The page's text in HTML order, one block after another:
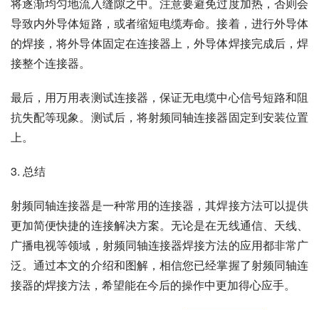
导致内外导体短路，或者缩短电缆寿命。接着，进行外导体
的焊接，将外导体固定在连接器上，外导体焊接完成后，焊
接整个连接器。
最后，用万用表测试连接器，保证无电缆中心信号短路和阻
抗失配等现象。测试后，将射频同轴连接器固定到安装位置
上。
3. 总结
射频同轴连接器是一种常用的连接器，其焊接方法可以提供
更加简便快捷的连接解决方案。无论是在无线通信、天线、
广播电视等领域，射频同轴连接器焊接方法的应用都非常广
泛。通过本文的介绍和图解，相信您已经掌握了射频同轴连
接器的焊接方法，希望能在今后的操作中更加得心应手。